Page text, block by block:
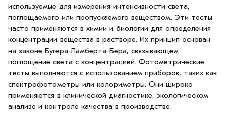
используемые для измерения интенсивности света,
поглощаемого или пропускаемого веществом. Эти тесты
часто применяются в химии и биологии для определения
концентрации вещества в растворе. Их принцип основан
на законе Бугера-Ламберта-Бера, связывающем
поглощение света с концентрацией. Фотометрические
тесты выполняются с использованием приборов, таких как
спектрофотометры или колориметры. Они широко
применяются в клинической диагностике, экологическом
анализе и контроле качества в производстве.